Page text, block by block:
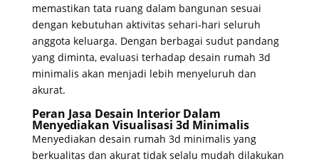
memastikan tata ruang dalam bangunan sesuai
dengan kebutuhan aktivitas sehari-hari seluruh
anggota keluarga. Dengan berbagai sudut pandang
yang diminta, evaluasi terhadap desain rumah 3d
minimalis akan menjadi lebih menyeluruh dan
akurat.
Peran Jasa Desain Interior Dalam
Menyediakan Visualisasi 3d Minimalis
Menyediakan desain rumah 3d minimalis yang
berkualitas dan akurat tidak selalu mudah dilakukan